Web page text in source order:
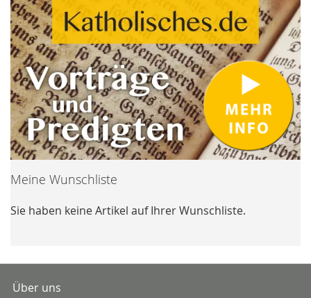
Meine Wunschliste
Sie haben keine Artikel auf Ihrer Wunschliste.
Über uns